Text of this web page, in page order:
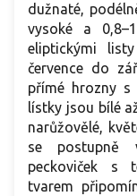
dužnaté,
vysoké a
eliptickými
července do
přímé hrozny s
lístky jsou bílé
narůžovělé,
se postupně
peckoviček s
tvarem